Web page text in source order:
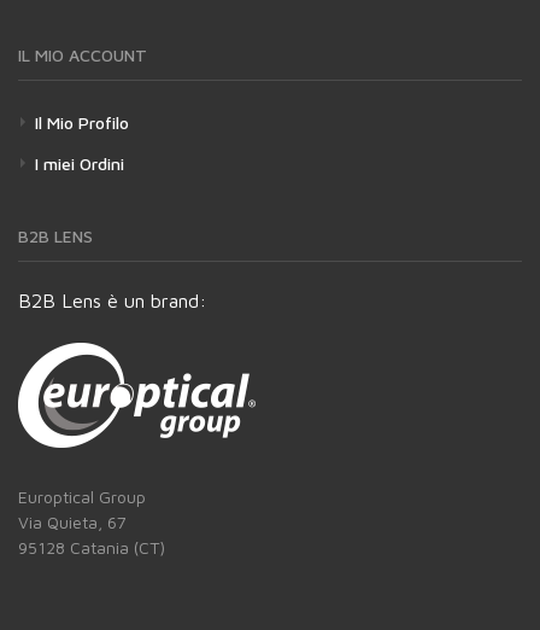
IL MIO ACCOUNT
Il Mio Profilo
I miei Ordini
B2B LENS
B2B Lens è un brand:
Europtical Group
Via Quieta, 67
95128 Catania (CT)